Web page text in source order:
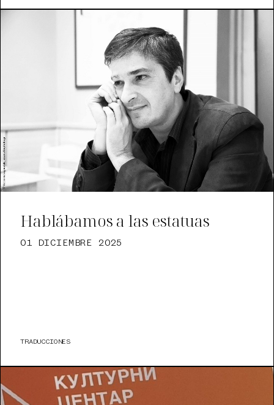
Hablábamos a las estatuas
01 DICIEMBRE 2025
TRADUCCIONES